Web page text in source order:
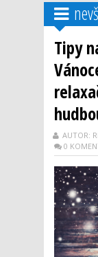
Tipy
AUTOR:
0